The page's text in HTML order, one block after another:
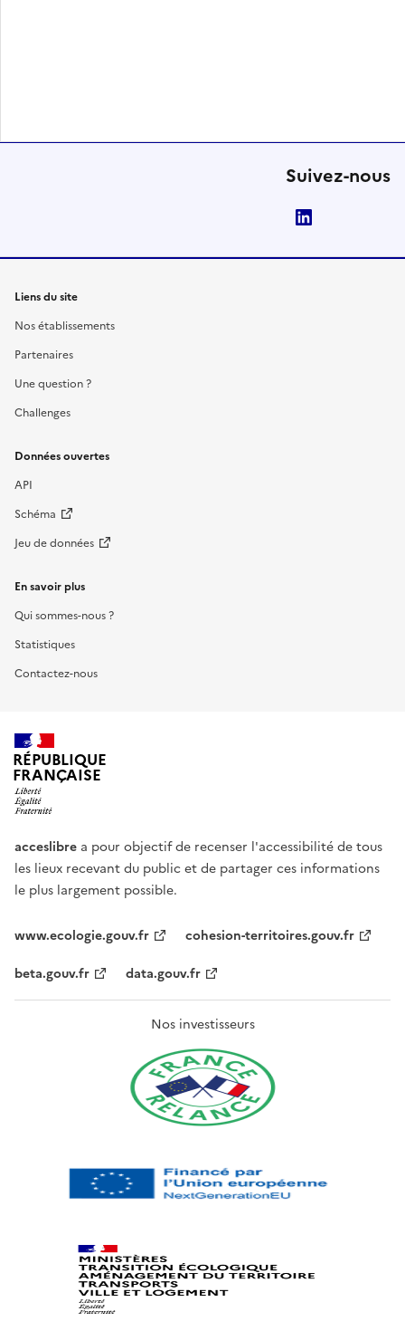
Suivez-nous
Liens du site
Nos établissements
Partenaires
Une question ?
Challenges
Données ouvertes
API
Schéma
Jeu de données
En savoir plus
Qui sommes-nous ?
Statistiques
Contactez-nous
RÉPUBLIQUE
FRANÇAISE
acceslibre a pour objectif de recenser l'accessibilité de tous
les lieux recevant du public et de partager ces informations
le plus largement possible.
www.ecologie.gouv.fr
cohesion-territoires.gouv.fr
beta.gouv.fr
data.gouv.fr
Nos investisseurs